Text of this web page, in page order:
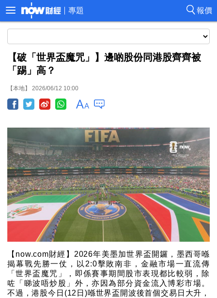
報價
專題
【破「世界盃魔咒」】邊啲股份同港股齊齊被
「踢」高？
【本地】 2026/06/12 10:00
【now.com財經】2026年美墨加世界盃開鑼，墨西哥喺
揭幕戰先勝一仗，以2:0擊敗南非，金融市場一直流傳
「世界盃魔咒」，即係賽事期間股市表現都比較弱，除
咗「睇波唔炒股」外，亦因為部分資金流入博彩市場。
不過，港股今日(12日)喺世界盃開波後首個交易日大升，